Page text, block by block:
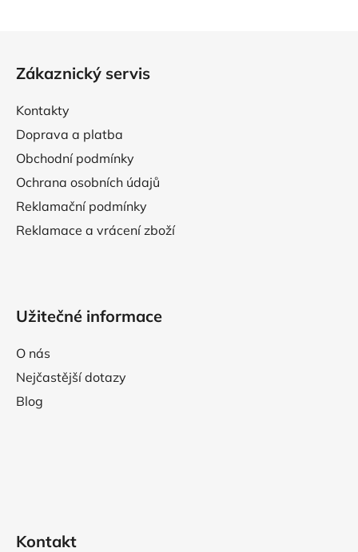
Zákaznický servis
Kontakty
Doprava a platba
Obchodní podmínky
Ochrana osobních údajů
Reklamační podmínky
Reklamace a vrácení zboží
Užitečné informace
O nás
Nejčastější dotazy
Blog
Kontakt